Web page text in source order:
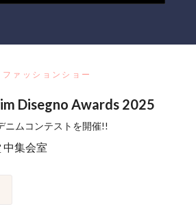
ファッションショー
Disegno Awards 2025
ニムコンテストを開催!!
中集会室